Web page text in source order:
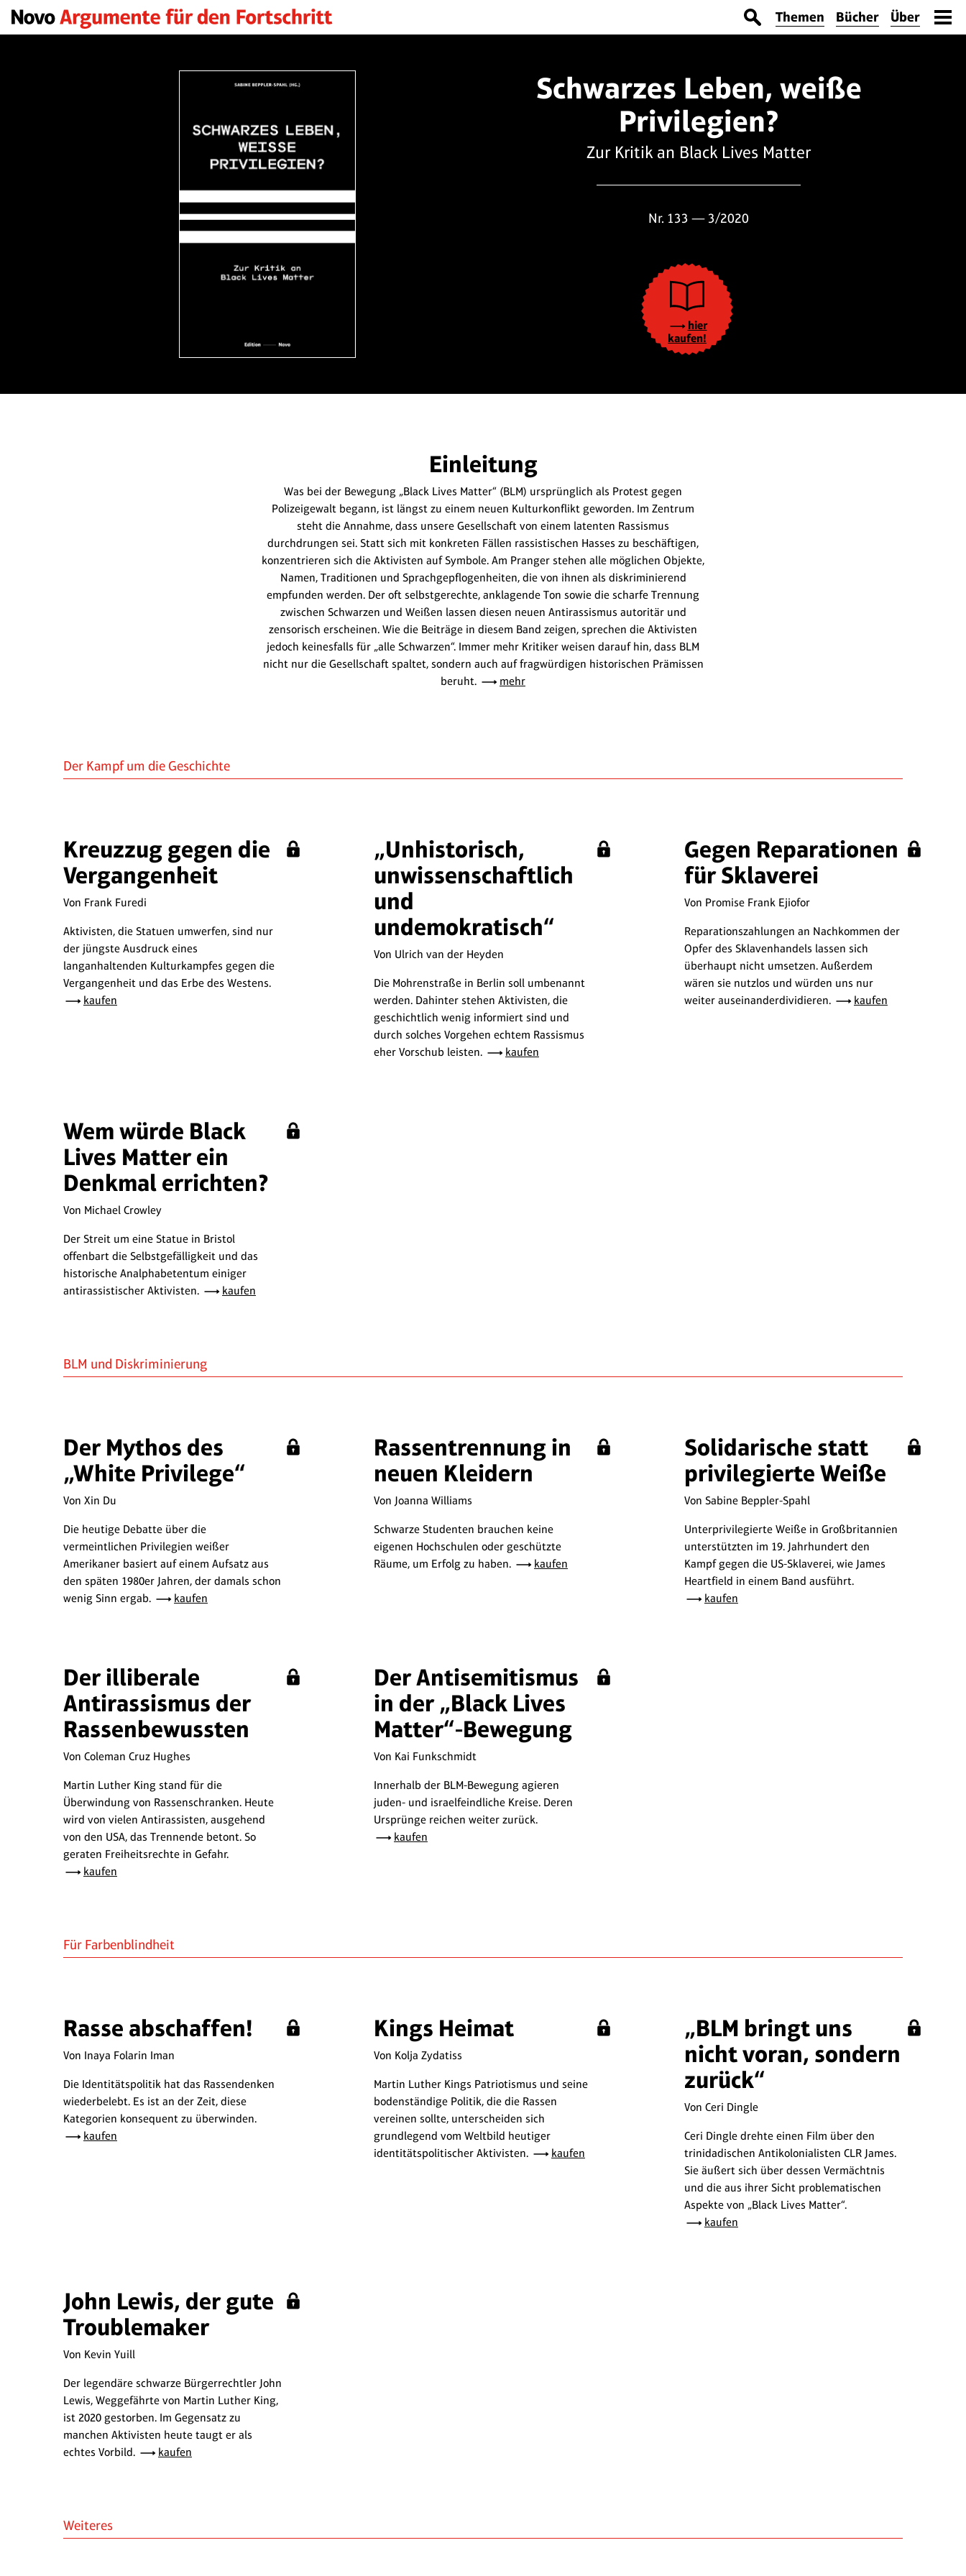
Themen Bücher Über
Schwarzes Leben, weiße
Privilegien?
Zur Kritik an Black Lives Matter
Nr. 133 — 3/2020
hier
kaufen!
Einleitung
Was bei der Bewegung „Black Lives Matter“ (BLM) ursprünglich als Protest gegen
Polizeigewalt begann, ist längst zu einem neuen Kulturkonflikt geworden. Im Zentrum
steht die Annahme, dass unsere Gesellschaft von einem latenten Rassismus
durchdrungen sei. Statt sich mit konkreten Fällen rassistischen Hasses zu beschäftigen,
konzentrieren sich die Aktivisten auf Symbole. Am Pranger stehen alle möglichen Objekte,
Namen, Traditionen und Sprachgepflogenheiten, die von ihnen als diskriminierend
empfunden werden. Der oft selbstgerechte, anklagende Ton sowie die scharfe Trennung
zwischen Schwarzen und Weißen lassen diesen neuen Antirassismus autoritär und
zensorisch erscheinen. Wie die Beiträge in diesem Band zeigen, sprechen die Aktivisten
jedoch keinesfalls für „alle Schwarzen“. Immer mehr Kritiker weisen darauf hin, dass BLM
nicht nur die Gesellschaft spaltet, sondern auch auf fragwürdigen historischen Prämissen
beruht.
mehr
Der Kampf um die Geschichte
Kreuzzug gegen die
Vergangenheit
Von Frank Furedi
Aktivisten, die Statuen umwerfen, sind nur
der jüngste Ausdruck eines
langanhaltenden Kulturkampfes gegen die
Vergangenheit und das Erbe des Westens.
kaufen
„Unhistorisch,
unwissenschaftlich
und
undemokratisch“
Von Ulrich van der Heyden
Die Mohrenstraße in Berlin soll umbenannt
werden. Dahinter stehen Aktivisten, die
geschichtlich wenig informiert sind und
durch solches Vorgehen echtem Rassismus
eher Vorschub leisten.
kaufen
Gegen Reparationen
für Sklaverei
Von Promise Frank Ejiofor
Reparationszahlungen an Nachkommen der
Opfer des Sklavenhandels lassen sich
überhaupt nicht umsetzen. Außerdem
wären sie nutzlos und würden uns nur
weiter auseinanderdividieren.
kaufen
Wem würde Black
Lives Matter ein
Denkmal errichten?
Von Michael Crowley
Der Streit um eine Statue in Bristol
offenbart die Selbstgefälligkeit und das
historische Analphabetentum einiger
antirassistischer Aktivisten.
kaufen
BLM und Diskriminierung
Der Mythos des
„White Privilege“
Von Xin Du
Die heutige Debatte über die
vermeintlichen Privilegien weißer
Amerikaner basiert auf einem Aufsatz aus
den späten 1980er Jahren, der damals schon
wenig Sinn ergab.
kaufen
Rassentrennung in
neuen Kleidern
Von Joanna Williams
Schwarze Studenten brauchen keine
eigenen Hochschulen oder geschützte
Räume, um Erfolg zu haben.
kaufen
Solidarische statt
privilegierte Weiße
Von Sabine Beppler-Spahl
Unterprivilegierte Weiße in Großbritannien
unterstützten im 19. Jahrhundert den
Kampf gegen die US-Sklaverei, wie James
Heartfield in einem Band ausführt.
kaufen
Der illiberale
Antirassismus der
Rassenbewussten
Von Coleman Cruz Hughes
Martin Luther King stand für die
Überwindung von Rassenschranken. Heute
wird von vielen Antirassisten, ausgehend
von den USA, das Trennende betont. So
geraten Freiheitsrechte in Gefahr.
kaufen
Der Antisemitismus
in der „Black Lives
Matter“-Bewegung
Von Kai Funkschmidt
Innerhalb der BLM-Bewegung agieren
juden- und israelfeindliche Kreise. Deren
Ursprünge reichen weiter zurück.
kaufen
Für Farbenblindheit
Rasse abschaffen!
Von Inaya Folarin Iman
Die Identitätspolitik hat das Rassendenken
wiederbelebt. Es ist an der Zeit, diese
Kategorien konsequent zu überwinden.
kaufen
Kings Heimat
Von Kolja Zydatiss
Martin Luther Kings Patriotismus und seine
bodenständige Politik, die die Rassen
vereinen sollte, unterscheiden sich
grundlegend vom Weltbild heutiger
identitätspolitischer Aktivisten.
kaufen
„BLM bringt uns
nicht voran, sondern
zurück“
Von Ceri Dingle
Ceri Dingle drehte einen Film über den
trinidadischen Antikolonialisten CLR James.
Sie äußert sich über dessen Vermächtnis
und die aus ihrer Sicht problematischen
Aspekte von „Black Lives Matter“.
kaufen
John Lewis, der gute
Troublemaker
Von Kevin Yuill
Der legendäre schwarze Bürgerrechtler John
Lewis, Weggefährte von Martin Luther King,
ist 2020 gestorben. Im Gegensatz zu
manchen Aktivisten heute taugt er als
echtes Vorbild.
kaufen
Weiteres